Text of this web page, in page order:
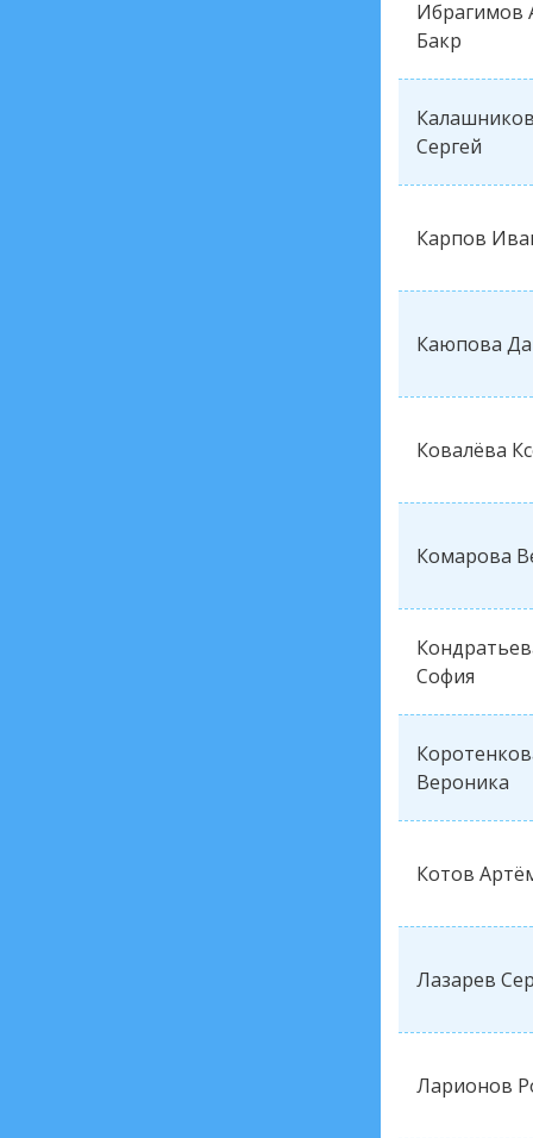
Ибрагимов
Бакр
Сергей
Карпов
Каюпова
Ковалёва
Комарова
София
Вероника
Котов
Лазарев
Ларионов